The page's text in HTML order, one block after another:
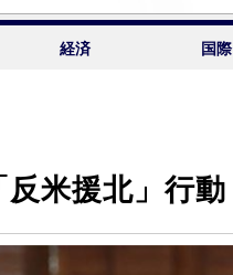
経済 国際
米援北」行動